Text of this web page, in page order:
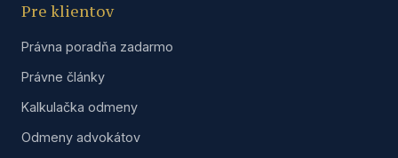
Pre klientov
Právna poradňa zadarmo
Právne články
Kalkulačka odmeny
Odmeny advokátov